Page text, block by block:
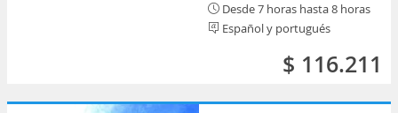
Desde 7 horas hasta 8 horas
Español y portugués
$ 116.211